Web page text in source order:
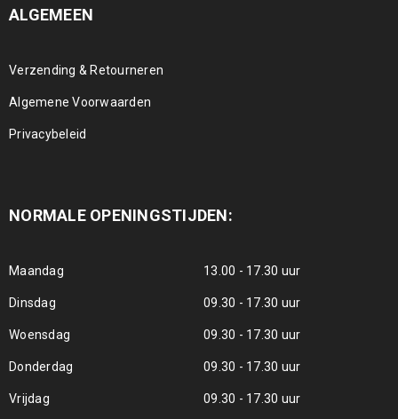
ALGEMEEN
Verzending & Retourneren
Algemene Voorwaarden
Privacybeleid
NORMALE OPENINGSTIJDEN:
Maandag 13.00 - 17.30 uur
Dinsdag 09.30 - 17.30 uur
Woensdag 09.30 - 17.30 uur
Donderdag 09.30 - 17.30 uur
Vrijdag 09.30 - 17.30 uur